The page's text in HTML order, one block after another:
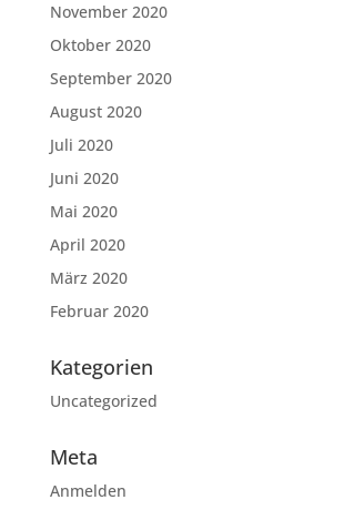
November 2020
Oktober 2020
September 2020
August 2020
Juli 2020
Juni 2020
Mai 2020
April 2020
März 2020
Februar 2020
Kategorien
Uncategorized
Meta
Anmelden